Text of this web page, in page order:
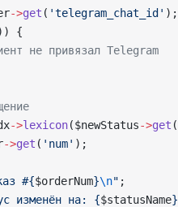
->get ( 'telegram_chat_id' );
{
не привязал Telegram
->lexicon($newStatus->get (
->get ( 'num' );
#{$orderNum}\n" ;
изменён на: {$statusName